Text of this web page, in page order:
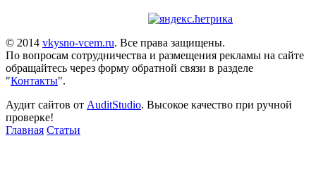
© 2014 vkysno-vcem.ru. Все права защищены.
По вопросам сотрудничества и размещения рекламы на сайте
обращайтесь через форму обратной связи в разделе
"Контакты".
Аудит сайтов от AuditStudio. Высокое качество при ручной
проверке!
Главная Статьи